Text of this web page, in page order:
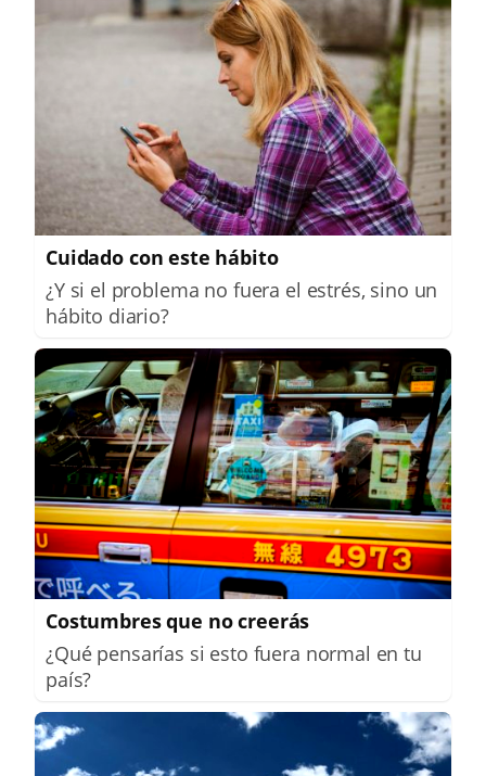
Cuidado con este hábito
¿Y si el problema no fuera el estrés, sino un
hábito diario?
Costumbres que no creerás
¿Qué pensarías si esto fuera normal en tu
país?